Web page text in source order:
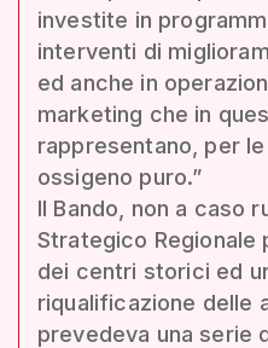
investite in
interventi di
ed anche in
marketing che in
rappresentano, per
ossigeno puro.”
Il Bando, non a caso
Strategico Regionale
dei centri storici ed
riqualificazione delle
prevedeva una serie